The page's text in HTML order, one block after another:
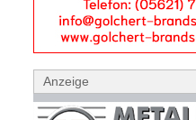
Anzeige